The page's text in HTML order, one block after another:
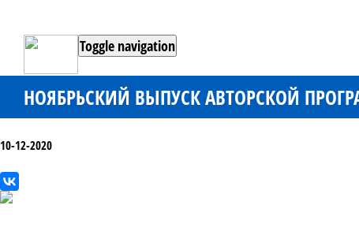
Toggle navigation
НОЯБРЬСКИЙ ВЫПУСК АВТОРСКОЙ
10-12-2020